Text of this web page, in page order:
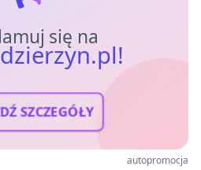
się na
SZCZEGÓŁY
autopromocja